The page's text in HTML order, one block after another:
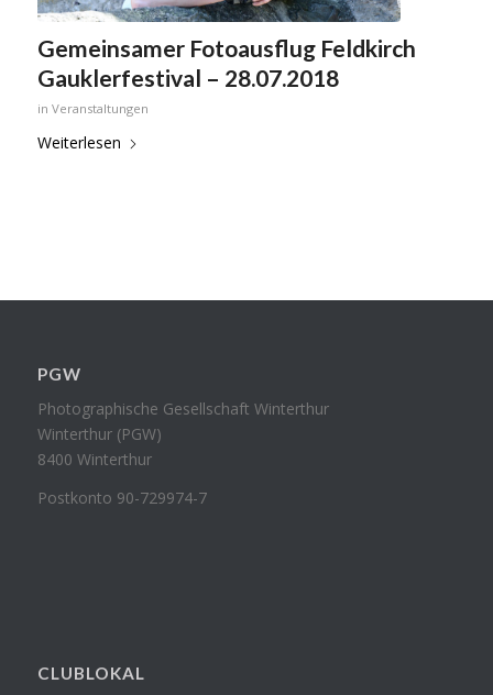
Gemeinsamer Fotoausflug Feldkirch
Gauklerfestival – 28.07.2018
in Veranstaltungen
Weiterlesen
PGW
Photographische Gesellschaft Winterthur
Winterthur (PGW)
8400 Winterthur
Postkonto 90-729974-7
CLUBLOKAL